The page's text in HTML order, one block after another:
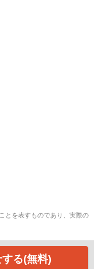
とを表すものであり、実際の
る(無料)